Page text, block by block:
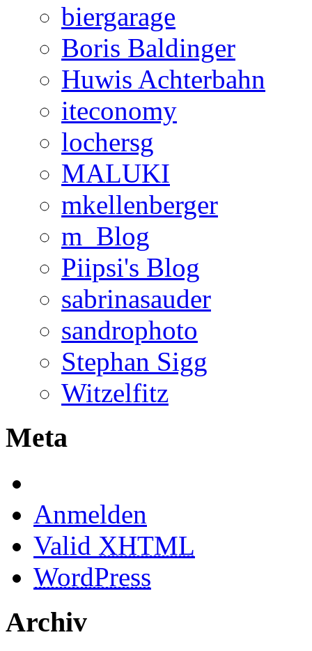
biergarage
Boris Baldinger
Huwis Achterbahn
iteconomy
lochersg
MALUKI
mkellenberger
m_Blog
Piipsi's Blog
sabrinasauder
sandrophoto
Stephan Sigg
Witzelfitz
Meta
Anmelden
Valid XHTML
WordPress
Archiv